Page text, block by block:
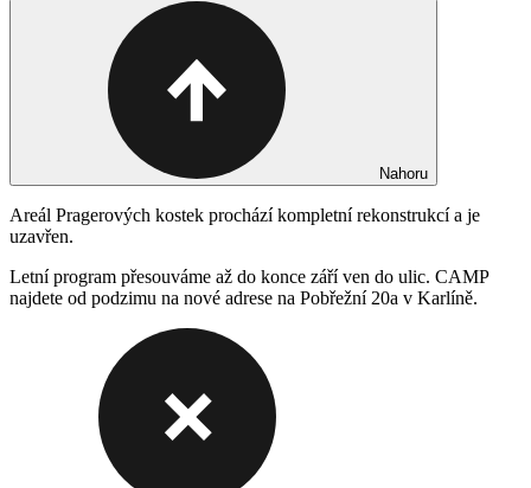
Nahoru
Areál Pragerových kostek prochází kompletní rekonstrukcí a je
uzavřen.
Letní program přesouváme až do konce září ven do ulic. CAMP
najdete od podzimu na nové adrese na Pobřežní 20a v Karlíně.